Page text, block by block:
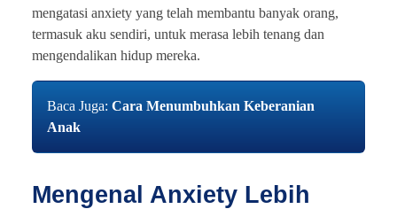
mengatasi anxiety yang telah membantu banyak orang,
termasuk aku sendiri, untuk merasa lebih tenang dan
mengendalikan hidup mereka.
Baca Juga: Cara Menumbuhkan Keberanian
Anak
Mengenal Anxiety Lebih